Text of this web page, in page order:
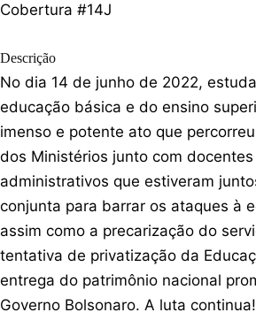
Cobertura #14J
Descrição
No dia 14 de junho de 2022,
educação básica e do ensino
imenso e potente ato que
dos Ministérios junto com
administrativos que estiveram
conjunta para barrar os ataques à
assim como a precarização do
tentativa de privatização da
entrega do patrimônio nacional
Governo Bolsonaro. A luta